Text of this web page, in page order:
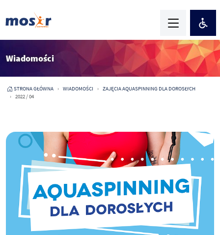
Wiadomości
STRONA GŁÓWNA WIADOMOŚCI
ZAJĘCIA AQUASPINNING DLA DOROSŁYCH
2022 / 04